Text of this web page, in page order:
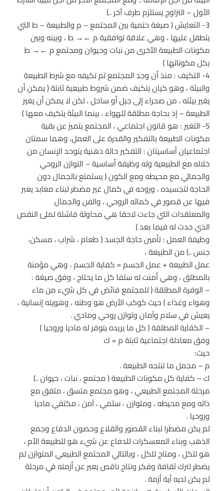
الأول – التزاوج يستلزم طرف آخر ..)
3- التعايش ( صيغة حتمية بين المجتمع – م والطبيعة – ط التي
يتطفل عليها ، وهي علاقة توافقية م ←→ ط ، وبينه وبين
مكونات الطبيعة الأخرى من نبات وحيوان ومجتمع م ←→ ط
بكل مكوناتها )
4- التكيف : منذ أن وجد المجتمع تم تكيفه مع شرط الطبيعة
والبيئة ، وهو كيان يتكيف ضمن شروط طبيعية ثابتة ( يمكن أن
يغير بيئته ، من صحراء إلى جبل أو ساحل ، لكن لا يمكن أن يغير
الطبيعة – إذ بحاجة مطلقة للهواء ، بينما البيئة يتكيف معها )
5- التغير : هو قانون اجتماعي ، المجتمع يتميز عن بقية
مكونات الطبيعة بالتفكير والقدرة على العمل، وهما سمتان
اجتماعيان أساسيتان : التفكير حالة ذهنية يتوحد الإنسان من
خلاله مع الطبيعية وله وظيفة أساسية – التوازن الروحي
والجمالي مع محيطه ومع الكون ( يستمتع بالجمال دون
الحاجة لتجسيده ، وروحه في كمال غير مضطر لبناء معابد يعبر
فيها عن قصور في كماله الروحي ، والفن والجمال
والمعتقدات التي جاءت لاحقا هي محاولة فاشلة لملئ النقص
الذي حدث له فيما بعد )
وظيفة العمل : تأمين حاجة الجسد ( طعام ، شراب ، مسكن،
جنس ..) من الطبيعة ،
عمل الطبيعة + عمل الجسم = كفاية الجسم ، وهي مؤمنة
بالمطلق ، وهي أمنت له سلفا كل ما يحتاج ، وفق صيغة :
– الوفرة المطلقة ( للمجتمع فائض في كل شيء من ماء
وهواء وغذاء ) حيث كوكب الأرض هو وطنه ، وهويته إنسانية ،
يعيش في سلام وآمان وتوازن روحي ومادي .
– الكفاية المطلقة ( كل ما يريده يتوفر له ماديا وروحيا )
وفق معادلة اجتماعية ثابتة م = ك
حيث:
م – مجمل ما تنتجه الطبيعة .
ك – كفاية كل مكونات الطبيعة ( مجتمع ، نبات ، حيوان ..)
مرحلة المجتمع الطبيعي ، وهو مجتمع متسق ، متفق مع
ذاته ومع محيطه ، ومتوازن ، سلمي ، آمن ، مكتفي ماديا
وروحيا .
لم يكن مضطرا لبناء القصور والقلاع وحصون الدفاع وجمع
الذهب وبناء المعسكرات للدفاع عن شيء هو للطبيعة الأم ،
هو للكل ، ومتاح للكل ، وبالتالي المجتمع الطبيعي المتوازن لم
يضطر لترك ثقافة وفكر ونتاج ناقص يعبر عن أزمته في مرحلة
لم يكن لديه أية أزمة .